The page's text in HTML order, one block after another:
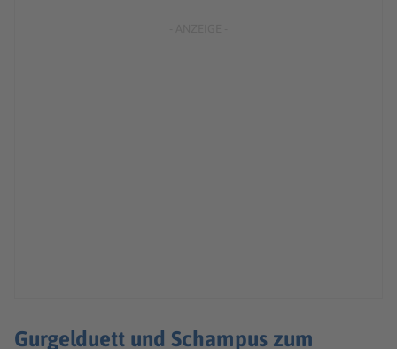
Gurgelduett und Schampus zum